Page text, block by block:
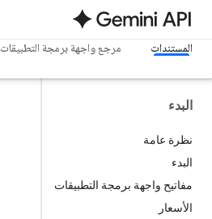
المستندات مرجع واجهة برمجة التطبيقات
البدء
نظرة عامة
البدء
مفاتيح واجهة برمجة التطبيقات
الأسعار